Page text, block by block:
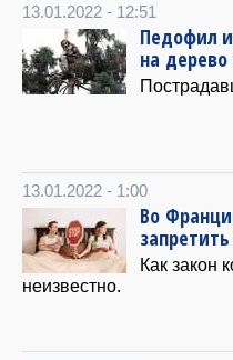
13.01.2022 - 12:51
Педофил
на
13.01.2022 - 1:00
Во
Как закон
неизвестно.